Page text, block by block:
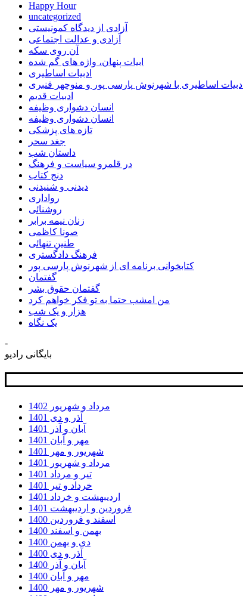
Happy Hour
uncategorized
آزادی از دیدگاه کمونیستی
آزادی و عدالت اجتماعی
آن روی سکه
ابیات پنهان، واژه های گم شده
ادبیات اساطیری
ادبیات اساطیری با شهرنوش پارسی پور و منوچهر قنبری
ادبیات قدیم
انسان دشواری وظیفه
انسان دشواری وظیفه
تازه های پزشکی
جغد سحر
داستان شب
در قلمرو سیاست و فرهنگ
دنج کتاب
دیدنی و شنیدنی
رواداری
روشنائی
زنان نیمه برابر
صونا کاظمی
طنین تنهائی
فرهنگ دادگستری
کتابخوانی برنامه ای از شهرنوش پارسی پور
گفتمان
گفتمان حقوق بشر
من امشب حتما به تو فکر خواهم کرد
هزار و یک شب
یک نگاه
-
بایگانی رادیو
مرداد و شهریور 1402
آذر و دی 1401
آبان و آذر 1401
مهر و آبان 1401
شهریور و مهر 1401
مرداد و شهریور 1401
تیر و مرداد 1401
خرداد و تیر 1401
اردیبهشت و خرداد 1401
فروردین و اردیبهشت 1401
اسفند و فروردین 1400
بهمن و اسفند 1400
دی و بهمن 1400
آذر و دی 1400
آبان و آذر 1400
مهر و آبان 1400
شهریور و مهر 1400